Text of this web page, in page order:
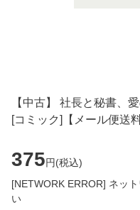
【中古】 社長と秘書、
[コミック]【メール便送
375円(税込)
[NETWORK ERROR] ネッ
い